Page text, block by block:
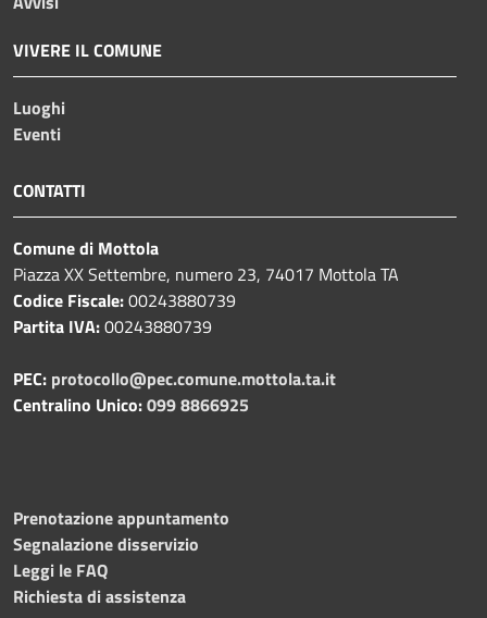
VIVERE IL COMUNE
Luoghi
Eventi
CONTATTI
Comune di Mottola
Piazza XX Settembre, numero 23, 74017 Mottola TA
Codice Fiscale:00243880739
Partita IVA:00243880739
PEC: protocollo@pec.comune.mottola.ta.it
Centralino Unico:099 8866925
Prenotazione appuntamento
Segnalazione disservizio
Leggi le FAQ
Richiesta di assistenza